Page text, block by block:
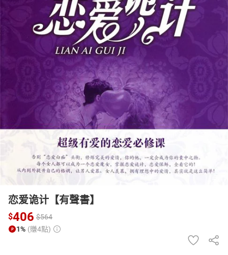
3C家電 運動休閒 親子玩具
男裝 化妝保養
電子/紙本書
HOT
恋爱诡计【有聲書】
$406 $564
1% (賺4點)